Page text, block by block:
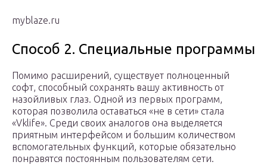
myblaze.ru
Способ 2. Специальные программы
Помимо расширений, существует полноценный
софт, способный сохранять вашу активность от
назойливых глаз. Одной из первых программ,
которая позволила оставаться «не в сети» стала
«Vklife». Среди своих аналогов она выделяется
приятным интерфейсом и большим количеством
вспомогательных функций, которые обязательно
понравятся постоянным пользователям сети.